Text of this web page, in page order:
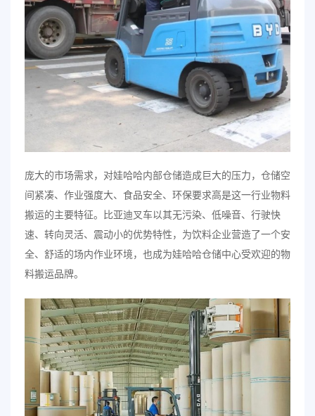
庞大的市场需求，对娃哈哈内部仓储造成巨大的压力，仓储空
间紧凑、作业强度大、食品安全、环保要求高是这一行业物料
搬运的主要特征。比亚迪叉车以其无污染、低噪音、行驶快
速、转向灵活、震动小的优势特性，为饮料企业营造了一个安
全、舒适的场内作业环境，也成为娃哈哈仓储中心受欢迎的物
料搬运品牌。